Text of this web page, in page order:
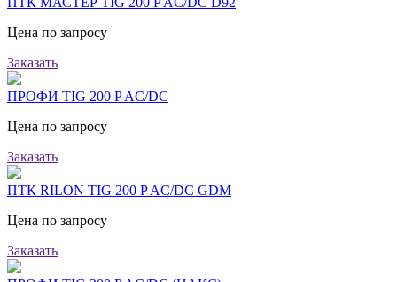
Цена по запросу
Заказать
ПРОФИ TIG 200 P AC/DC
Цена по запросу
Заказать
ПТК RILON TIG 200 P AC/DC GDM
Цена по запросу
Заказать